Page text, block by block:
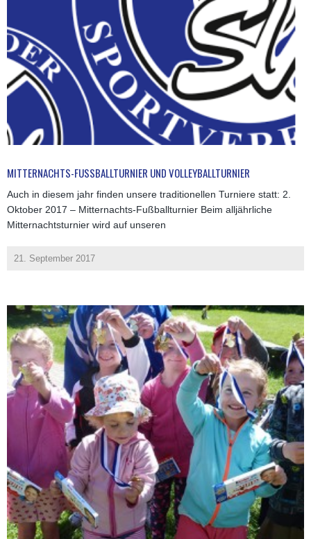
MITTERNACHTS-FUSSBALLTURNIER UND VOLLEYBALLTURNIER
Auch in diesem jahr finden unsere traditionellen Turniere statt: 2.
Oktober 2017 – Mitternachts-Fußballturnier Beim alljährliche
Mitternachtsturnier wird auf unseren
21. September 2017